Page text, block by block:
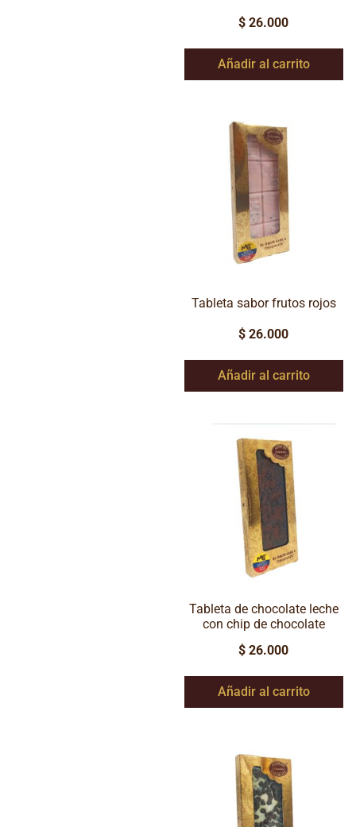
$ 26.000
Añadir al carrito
Tableta sabor frutos rojos
$ 26.000
Añadir al carrito
Tableta de chocolate leche
con chip de chocolate
$ 26.000
Añadir al carrito